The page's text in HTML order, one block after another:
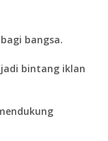
bangsa.
bintang iklan